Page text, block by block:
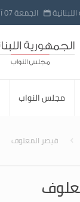
الجمعة 07 آب 2026
مجلس النواب
قيصر المعلوف